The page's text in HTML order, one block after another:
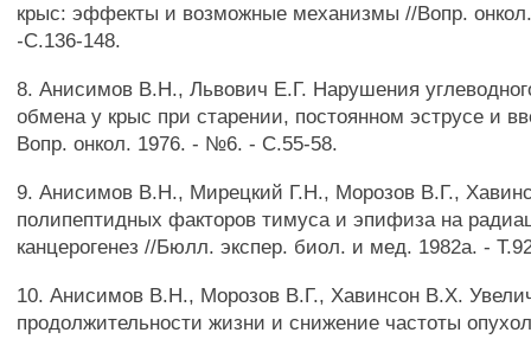
крыс: эффекты и возможные механизмы //Вопр.
-С.136-148.
8. Анисимов В.Н., Львович Е.Г. Нарушения
обмена у крыс при старении, постоянном эструсе и
Вопр. онкол. 1976. - №6. - С.55-58.
9. Анисимов В.Н., Мирецкий Г.Н., Морозов В.Г.,
полипептидных факторов тимуса и эпифиза на
канцерогенез //Бюлл. экспер. биол. и мед. 1982а. -
10. Анисимов В.Н., Морозов В.Г., Хавинсон В.Х.
продолжительности жизни и снижение частоты